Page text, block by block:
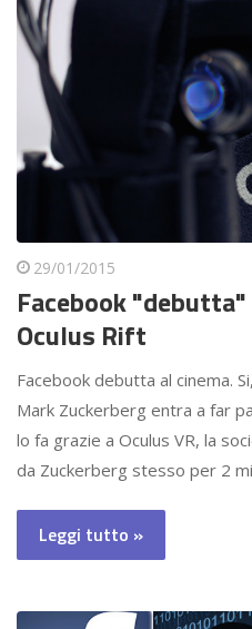
29/01/2015
Facebook
Oculus Rift
Facebook debutta al cinema.
Mark Zuckerberg entra a far
lo fa grazie a Oculus VR, la
da Zuckerberg stesso per 2
Leggi tutto »